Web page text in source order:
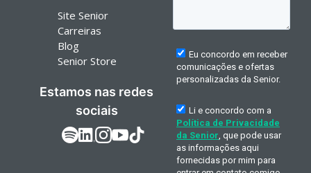
Site Senior
Carreiras
Blog
Senior Store
Estamos nas redes
sociais